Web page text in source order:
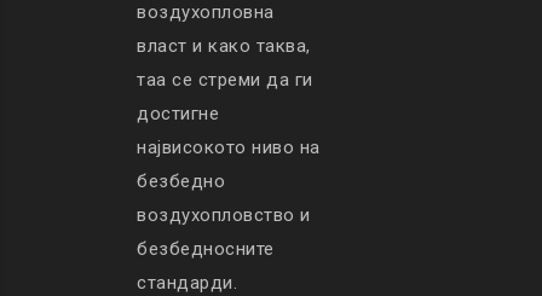
воздухопловна
власт и како таква,
таа се стреми да ги
достигне
највисокото ниво на
безбедно
воздухопловство и
безбедносните
стандарди.